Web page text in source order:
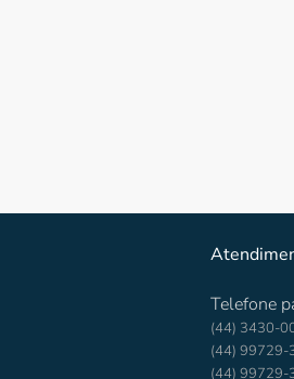
Telefone
(44) 3430-
(44) 99729-
(44) 99729-